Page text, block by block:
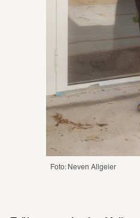
Foto: Neven Allgeier